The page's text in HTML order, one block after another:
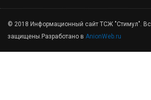
© 2018 Информационный сайт ТСЖ "Стимул".
защищены.Разработано в AnionWeb.ru